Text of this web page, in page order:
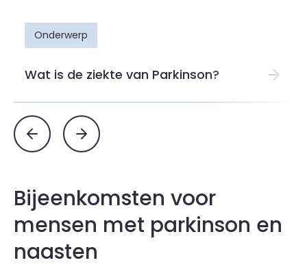
Onderwerp
Wat is de ziekte van Parkinson?
Bijeenkomsten voor
mensen met parkinson en
naasten